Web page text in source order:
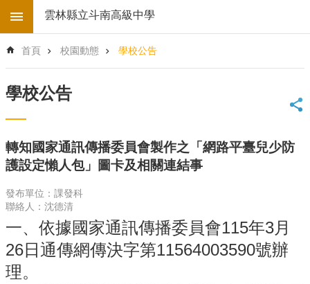
跳到主要內容區塊
階
搜
首
頁
學
校
子
地
圖
後
台
登
雲林縣立斗南高級中學
首頁 校園動態 學校公告
學校公告
轉知國家通訊傳播委員會製作之「網路平臺兒少防
護設定懶人包」圖卡及相關連結事
發布單位：課發科
聯絡人：沈德清
一、依據國家通訊傳播委員會115年3月
26日通傳網傳決字第11564003590號辦
理。